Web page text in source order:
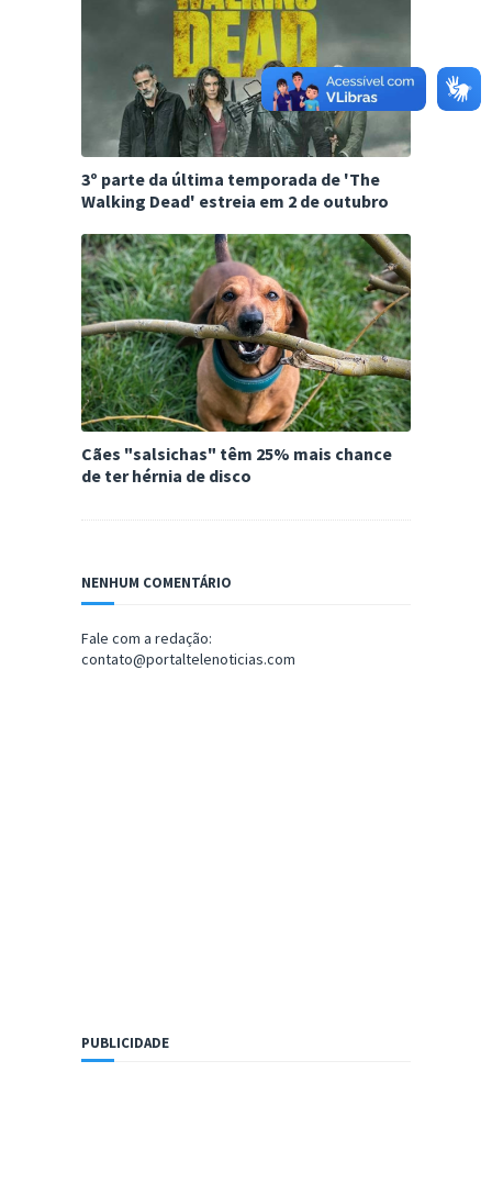
3º parte da última temporada de 'The
Walking Dead' estreia em 2 de outubro
Cães "salsichas" têm 25% mais chance
de ter hérnia de disco
NENHUM COMENTÁRIO
Fale com a redação:
contato@portaltelenoticias.com
PUBLICIDADE